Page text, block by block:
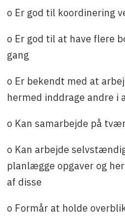
o Er god til koordinering
o Er god til at have flere
gang
o Er bekendt med at
hermed inddrage andre i
o Kan samarbejde på
o Kan arbejde
planlægge opgaver og
af disse
o Formår at holde